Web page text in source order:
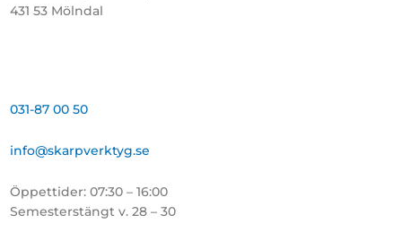
431 53 Mölndal
031-87 00 50
info@skarpverktyg.se
Öppettider: 07:30 – 16:00
Semesterstängt v. 28 – 30